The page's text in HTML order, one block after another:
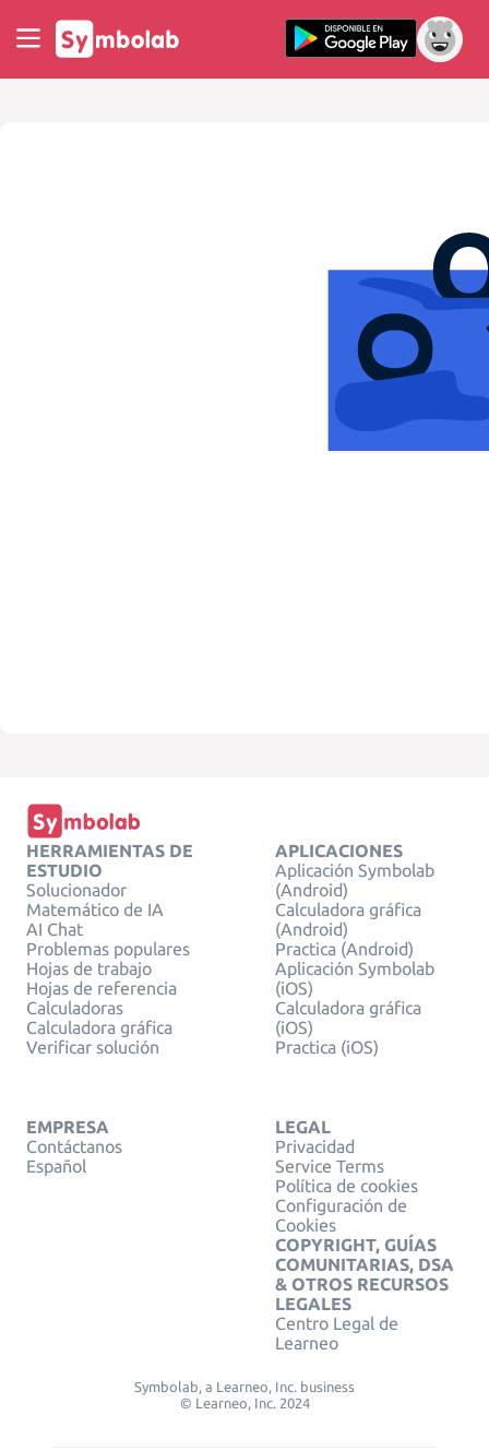
HERRAMIENTAS DE
ESTUDIO
Solucionador
Matemático de IA
AI Chat
Problemas populares
Hojas de trabajo
Hojas de referencia
Calculadoras
Calculadora gráfica
Verificar solución
APLICACIONES
Aplicación Symbolab
(Android)
Calculadora gráfica
(Android)
Practica (Android)
Aplicación Symbolab
(iOS)
Calculadora gráfica
(iOS)
Practica (iOS)
EMPRESA
Contáctanos
Español
LEGAL
Privacidad
Service Terms
Política de cookies
Configuración de
Cookies
COPYRIGHT, GUÍAS
COMUNITARIAS, DSA
& OTROS RECURSOS
LEGALES
Centro Legal de
Learneo
Symbolab, a Learneo, Inc. business
© Learneo, Inc. 2024